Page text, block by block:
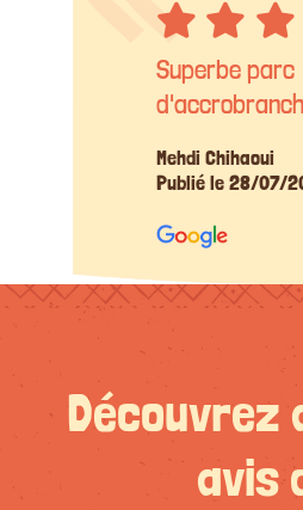
Superbe parc
Mehdi Chihaoui
Publié le 28/07/
Découvrez
avis